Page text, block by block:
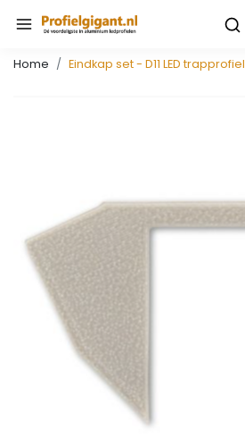
Home Eindkap set - D11 LED trapprofiel